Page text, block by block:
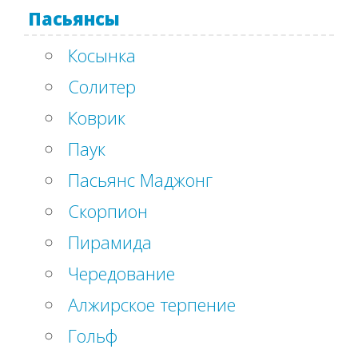
Пасьянсы
Косынка
Солитер
Коврик
Паук
Пасьянс Маджонг
Скорпион
Пирамида
Чередование
Алжирское терпение
Гольф